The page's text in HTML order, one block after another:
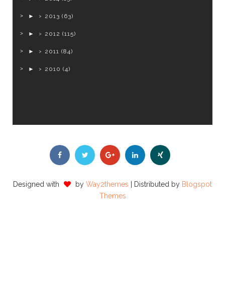
► 2013 (63)
► 2012 (115)
► 2011 (84)
► 2010 (4)
Designed with by Way2themes | Distributed by Blogspot
Themes